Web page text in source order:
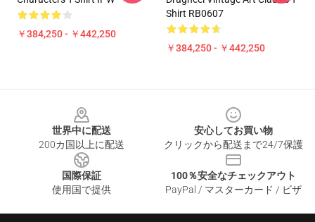
￥384,250 - ￥442,250
Shirt RB0607
￥384,250 - ￥442,250
世界中に配送
200カ国以上に配送
安心してお買い物
クリックから配送まで24/7保護
国際保証
使用国で提供
100％安全なチェックアウト
PayPal / マスターカード / ビザ